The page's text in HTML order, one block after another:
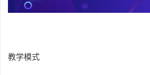
教学模式